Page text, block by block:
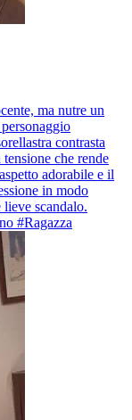
ma nutre un
contrasta
che rende
adorabile e il
in modo
scandalo.
#Ragazza